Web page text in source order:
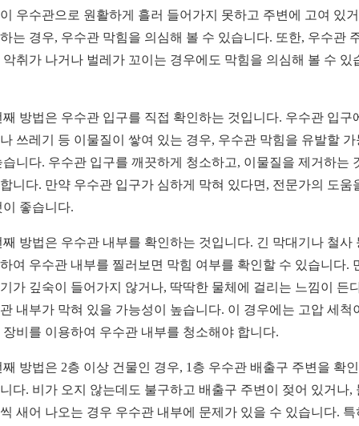
우수관으로 원활하게 흘러 들어가지 못하고 주변에 고여 있
는 경우, 우수관 막힘을 의심해 볼 수 있습니다. 또한, 우수관
악취가 나거나 벌레가 꼬이는 경우에도 막힘을 의심해 볼 수 있
째 방법은 우수관 입구를 직접 확인하는 것입니다. 우수관 입구
쓰레기 등 이물질이 쌓여 있는 경우, 우수관 막힘을 유발할 가
습니다. 우수관 입구를 깨끗하게 청소하고, 이물질을 제거하는
니다. 만약 우수관 입구가 심하게 막혀 있다면, 전문가의 도움
이 좋습니다.
째 방법은 우수관 내부를 확인하는 것입니다. 긴 막대기나 철사
여 우수관 내부를 찔러보면 막힘 여부를 확인할 수 있습니다.
가 깊숙이 들어가지 않거나, 딱딱한 물체에 걸리는 느낌이 든
내부가 막혀 있을 가능성이 높습니다. 이 경우에는 고압 세척
장비를 이용하여 우수관 내부를 청소해야 합니다.
째 방법은 2층 이상 건물인 경우, 1층 우수관 배출구 주변을 확
다. 비가 오지 않는데도 불구하고 배출구 주변이 젖어 있거나,
새어 나오는 경우 우수관 내부에 문제가 있을 수 있습니다. 특